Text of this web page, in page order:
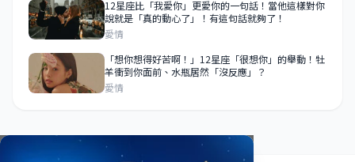
12星座比「我愛你」更愛你的一句話！當他這樣對你
說就是「真的動心了」！有這句話就夠了！
愛情
「想你想得好苦啊！」12星座「很想你」的舉動！牡
羊衝到你面前、水瓶居然「沒反應」？
愛情